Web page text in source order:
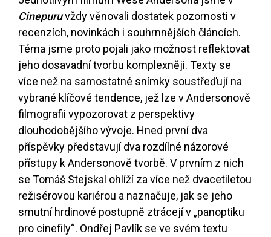
Cinepuruvždy věnovali dostatek pozornosti v
recenzích, novinkách i souhrnnějších článcích.
Téma jsme proto pojali jako možnost reflektovat
jeho dosavadní tvorbu komplexněji. Texty se
více než na samostatné snímky soustřeďují na
vybrané klíčové tendence, jež lze v Andersonově
filmografii vypozorovat z perspektivy
dlouhodobějšího vývoje. Hned první dva
příspěvky představují dva rozdílné názorové
přístupy k Andersonově tvorbě. V prvním z nich
se Tomáš Stejskal ohlíží za více než dvacetiletou
režisérovou kariérou a naznačuje, jak se jeho
smutní hrdinové postupně ztrácejí v „panoptiku
pro cinefily“. Ondřej Pavlík se ve svém textu